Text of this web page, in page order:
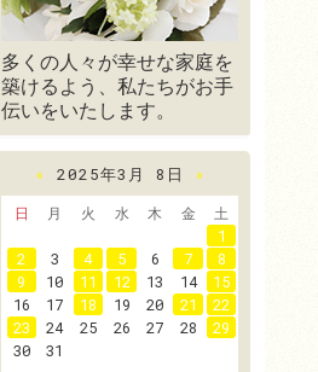
多くの人々が幸せな家庭を
築けるよう、私たちがお手
伝いをいたします。
« 2025年3月 8日
»
日
月 火 水 木 金
土
1
2
3 4 5 6 7
8
9
10 11 12 13 14
15
16
17 18 19 20 21
22
23
24 25 26 27 28
29
30
31